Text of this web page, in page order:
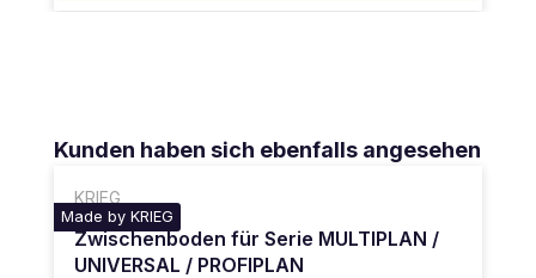
Produktgalerie überspringen
Kunden haben sich ebenfalls angesehen
KRIEG
Made by KRIEG
Zwischenboden für Serie MULTIPLAN /
UNIVERSAL / PROFIPLAN